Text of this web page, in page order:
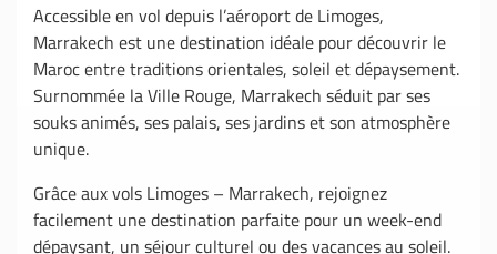
Accessible en vol depuis l’aéroport de Limoges,
Marrakech est une destination idéale pour découvrir le
Maroc entre traditions orientales, soleil et dépaysement.
Surnommée la Ville Rouge, Marrakech séduit par ses
souks animés, ses palais, ses jardins et son atmosphère
unique.
Grâce aux vols Limoges – Marrakech, rejoignez
facilement une destination parfaite pour un week-end
dépaysant, un séjour culturel ou des vacances au soleil.